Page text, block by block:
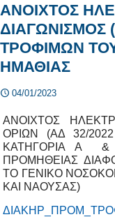
ΑΝΟΙΧΤΟΣ
ΔΙΑΓΩΝΙΣΜΟΣ
ΤΡΟΦΙΜΩΝ
ΗΜΑΘΙΑΣ
04/01/2023
ΑΝΟΙΧΤΟΣ
ΟΡΙΩΝ (ΑΔ 32/
ΚΑΤΗΓΟΡΙΑ Α &
ΠΡΟΜΗΘΕΙΑΣ
ΤΟ ΓΕΝΙΚΟ
ΚΑΙ ΝΑΟΥΣΑΣ)